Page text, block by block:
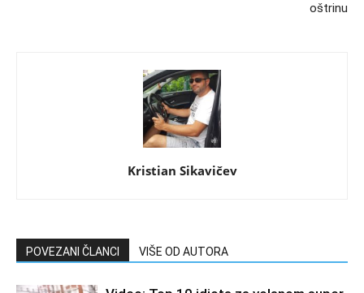
oštrinu
Kristian Sikavičev
POVEZANI ČLANCI VIŠE OD AUTORA